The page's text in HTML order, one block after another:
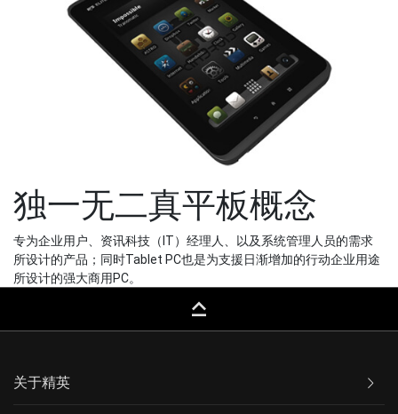
独一无二真平板概念
专为企业用户、资讯科技（IT）经理人、以及系统管理人员的需求
所设计的产品；同时Tablet PC也是为支援日渐增加的行动企业用途
所设计的强大商用PC。
keyboard_capslock
关于精英